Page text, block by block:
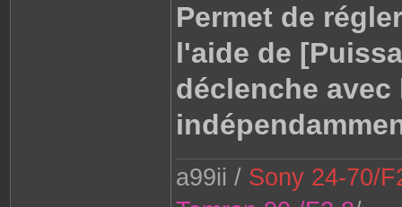
Permet de
l'aide de
déclenche
a99ii / Sony 24-70/